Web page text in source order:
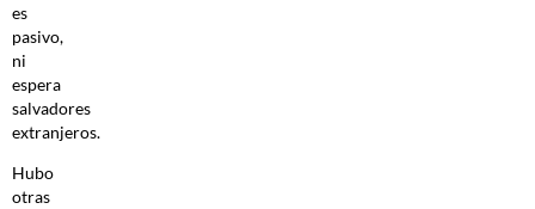
es
pasivo,
ni
espera
salvadores
extranjeros.
Hubo
otras